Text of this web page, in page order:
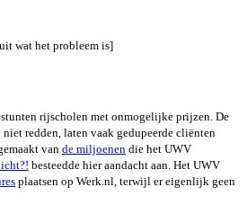
wat het probleem is]
rijscholen met onmogelijke prijzen. De
redden, laten vaak gedupeerde cliënten
van de miljoenen die het UWV
besteedde hier aandacht aan. Het UWV
plaatsen op Werk.nl, terwijl er eigenlijk geen